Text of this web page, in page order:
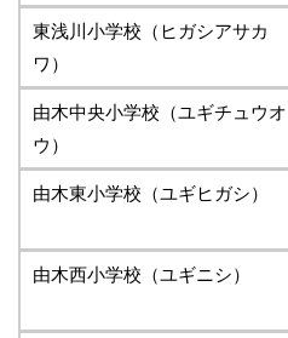
東浅川小学校（ヒガシアサカ
ワ）
由木中央小学校（ユギチュウオ
ウ）
由木東小学校（ユギヒガシ）
由木西小学校（ユギニシ）